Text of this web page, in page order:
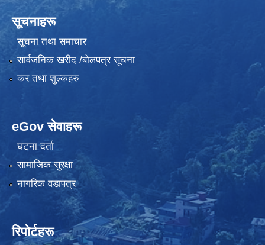
सूचनाहरू
सूचना तथा समाचार
सार्वजनिक खरीद /बोलपत्र सूचना
कर तथा शुल्कहरु
eGov सेवाहरू
घटना दर्ता
सामाजिक सुरक्षा
नागरिक वडापत्र
रिपोर्टहरू